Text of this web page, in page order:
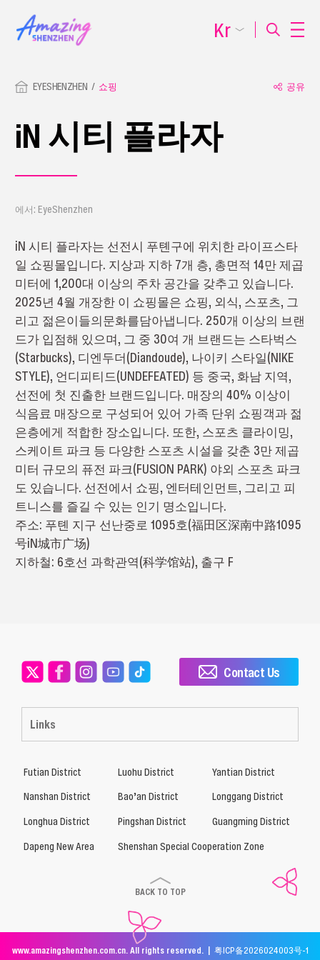
EYESHENZHEN 쇼핑 공유
iN 시티 플라자
에서: EyeShenzhen
iN 시티 플라자는 선전시 푸톈구에 위치한 라이프스타
일 쇼핑몰입니다. 지상과 지하 7개 층, 총면적 14만 제곱
미터에 1,200대 이상의 주차 공간을 갖추고 있습니다.
2025년 4월 개장한 이 쇼핑몰은 쇼핑, 외식, 스포츠, 그
리고 젊은이들의문화를담아냅니다. 250개 이상의 브랜
드가 입점해 있으며, 그 중 30여 개 브랜드는 스타벅스
(Starbucks), 디엔두더(Diandoude), 나이키 스타일(NIKE
STYLE), 언디피티드(UNDEFEATED) 등 중국, 화남 지역,
선전에 첫 진출한 브랜드입니다. 매장의 40% 이상이
식음료 매장으로 구성되어 있어 가족 단위 쇼핑객과 젊
은층에게 적합한 장소입니다. 또한, 스포츠 클라이밍,
스케이트 파크 등 다양한 스포츠 시설을 갖춘 3만 제곱
미터 규모의 퓨전 파크(FUSION PARK) 야외 스포츠 파크
도 있습니다. 선전에서 쇼핑, 엔터테인먼트, 그리고 피
트니스를 즐길 수 있는 인기 명소입니다.
주소: 푸톈 지구 선난중로 1095호(福田区深南中路1095
号iN城市广场)
지하철: 6호선 과학관역(科学馆站), 출구 F
Kr
Links
Contact Us
Futian District Luohu District
Yantian District
Nanshan District
Bao’an District
Longgang District
Longhua District
Pingshan District
Guangming District
Dapeng New Area
Shenshan Special Cooperation Zone
BACK TO TOP
www.amazingshenzhen.com.cn. All rights reserved. | 粤ICP备2026024003号-1